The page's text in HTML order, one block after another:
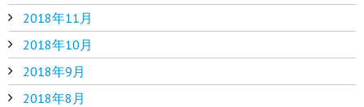
2018年11月
2018年10月
2018年9月
2018年8月